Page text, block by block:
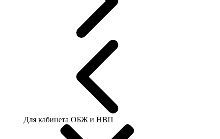
Для кабинета ОБЖ и НВП